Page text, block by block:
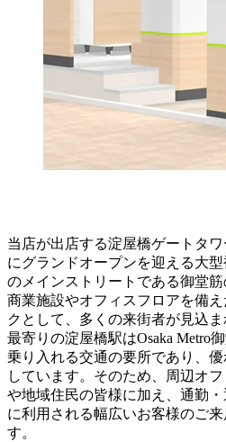
当店が出店する淀屋橋ゲートタワ
にグランドオープンを迎える大
のメインストリートである御堂筋
商業施設やオフィスフロアを備
クとして、多くの来街者が見込ま
最寄りの淀屋橋駅はOsaka Metro
乗り入れる交通の要所であり、
しています。そのため、周辺オ
や地域住民の皆様に加え、通勤
に利用される幅広いお客様のご
す。